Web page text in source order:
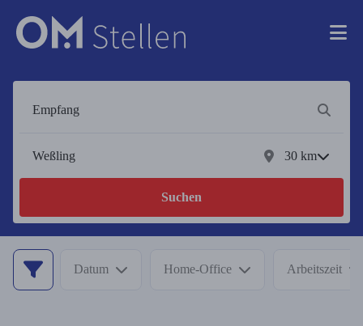
30 km
Suchen
Datum Home-Office Arbeitszeit